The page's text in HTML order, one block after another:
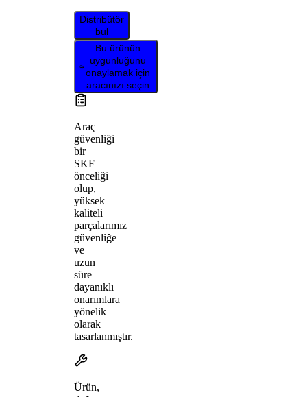
Distribütör
bul
Bu ürünün
uygunluğunu
onaylamak için
aracınızı seçin
Araç
güvenliği
bir
SKF
önceliği
olup,
yüksek
kaliteli
parçalarımız
güvenliğe
ve
uzun
süre
dayanıklı
onarımlara
yönelik
olarak
tasarlanmıştır.
Ürün,